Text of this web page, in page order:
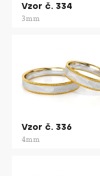
Vzor č. 334
3mm
Vzor č. 336
4mm